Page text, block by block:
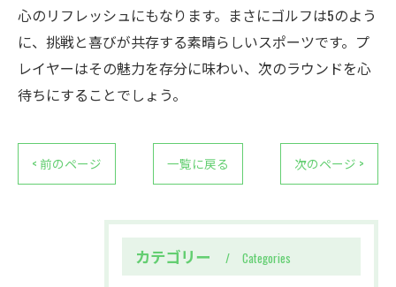
心のリフレッシュにもなります。まさにゴルフは5のよう
に、挑戦と喜びが共存する素晴らしいスポーツです。プ
レイヤーはその魅力を存分に味わい、次のラウンドを心
待ちにすることでしょう。
< 前のページ 一覧に戻る 次のページ >
カテゴリー Categories